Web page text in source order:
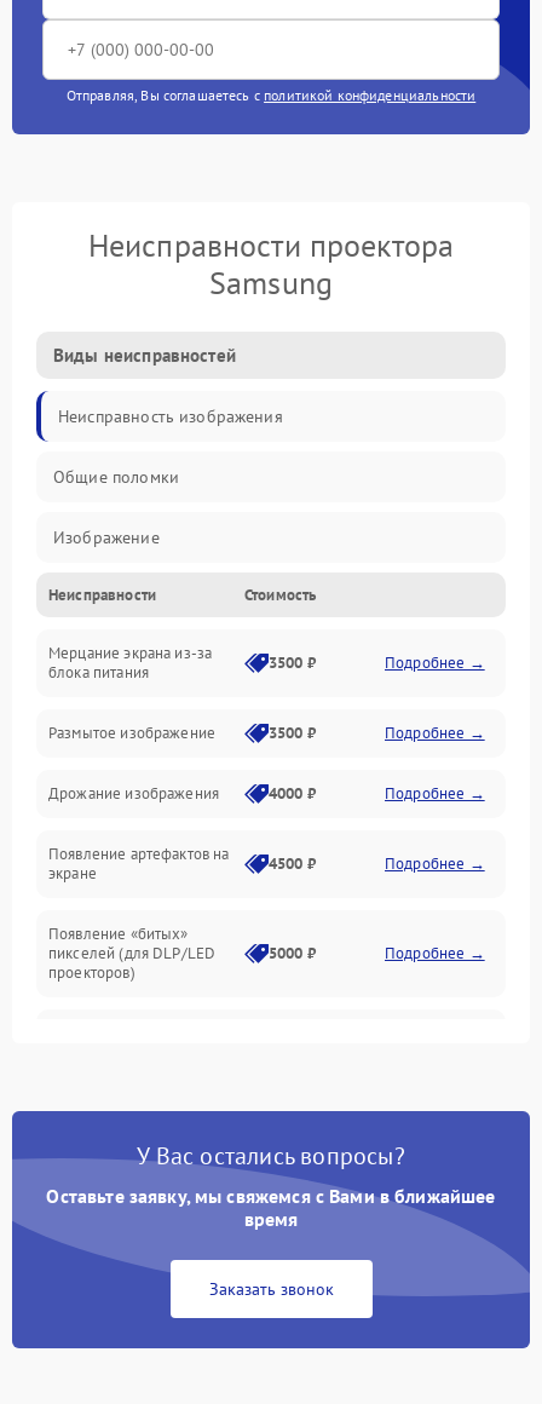
Отправляя, Вы соглашаетесь с политикой конфиденциальности
Неисправности проектора
Samsung
Виды неисправностей
Неисправность изображения
Общие поломки
Изображение
Лампа подсветки
Неисправность управления и интерфейсов
Неисправности Стоимость
Мерцание экрана из-за
блока питания
3500 ₽ Подробнее →
Размытое изображение 3500 ₽ Подробнее →
Дрожание изображения 4000 ₽ Подробнее →
Появление артефактов на
экране
4500 ₽ Подробнее →
Появление «битых»
пикселей (для DLP/LED
проекторов)
5000 ₽ Подробнее →
Нестабильная яркость или
Неравномерная подсветка
4500 ₽ Подробнее →
автоматическая коррекция
трапеции (Keystone)
3000 ₽ Подробнее →
У Вас остались вопросы?
Оставьте заявку, мы свяжемся с Вами в ближайшее
время
Заказать звонок